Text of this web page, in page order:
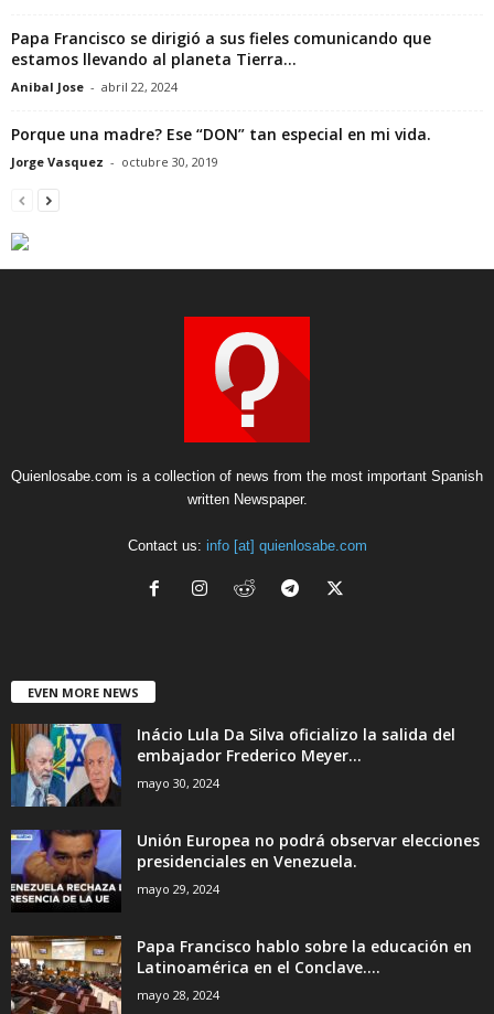
Papa Francisco se dirigió a sus fieles comunicando que
estamos llevando al planeta Tierra...
Anibal Jose - abril 22, 2024
Porque una madre? Ese “DON” tan especial en mi vida.
Jorge Vasquez - octubre 30, 2019
Quienlosabe.com is a collection of news from the most important Spanish
written Newspaper.
Contact us: info [at] quienlosabe.com
EVEN MORE NEWS
Inácio Lula Da Silva oficializo la salida del
embajador Frederico Meyer...
mayo 30, 2024
Unión Europea no podrá observar elecciones
presidenciales en Venezuela.
mayo 29, 2024
Papa Francisco hablo sobre la educación en
Latinoamérica en el Conclave....
mayo 28, 2024